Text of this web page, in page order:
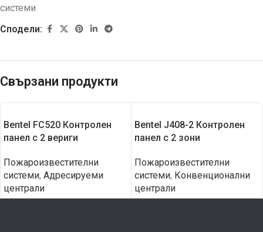
системи
Сподели:
Свързани продукти
Bentel FC520 Контролен
панел с 2 вериги
Пожароизвестителни
системи, Адресируеми
централи
Bentel J408-2 Контролен
панел с 2 зони
Пожароизвестителни
системи, Конвенционални
централи